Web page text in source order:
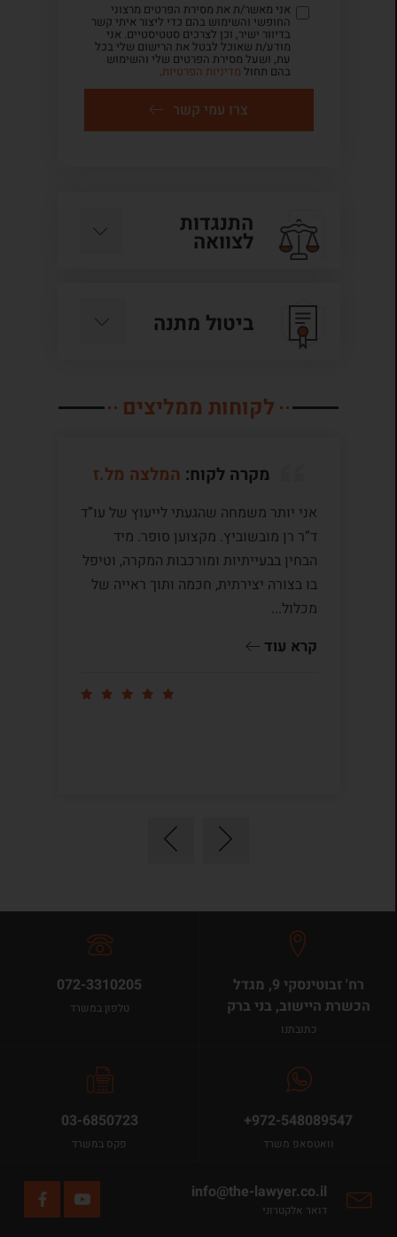
אני מאשר/ת את מסירת הפרטים מרצוני
החופשי והשימוש בהם כדי ליצור איתי קשר
בדיוור ישיר, וכן לצרכים סטטיסטיים. אני
מודע/ת שאוכל לבטל את הרישום שלי בכל
עת, ושעל מסירת הפרטים שלי והשימוש
בהם תחול מדיניות הפרטיות.
צרו עמי קשר
התנגדות
לצוואה
ביטול מתנה
לקוחות ממליצים
מקרה לקוח: המלצה מל.ז
אני יותר משמחה שהגעתי לייעוץ של עו”ד
ד”ר רן מובשוביץ. מקצוען סופר. מיד
הבחין בבעייתיות ומורכבות המקרה, וטיפל
בו בצורה יצירתית, חכמה ותוך ראייה של
מכלול...
קרא עוד
רח' זבוטינסקי 9, מגדל
הכשרת היישוב, בני ברק
כתובתנו
072-3310205
טלפון במשרד
+972-548089547
וואטסאפ משרד
03-6850723
פקס במשרד
info@the-lawyer.co.il
דואר אלקטרוני